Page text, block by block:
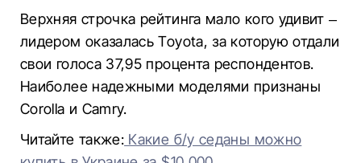
Верхняя строчка рейтинга мало кого удивит –
лидером оказалась Toyota, за которую отдали
свои голоса 37,95 процента респондентов.
Наиболее надежными моделями признаны
Corolla и Camry.
Читайте также: Какие б/у седаны можно